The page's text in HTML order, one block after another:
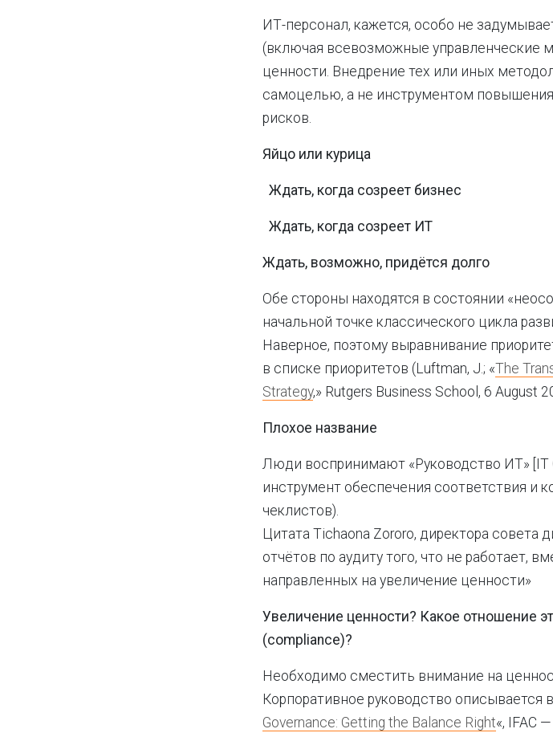
ИТ-персонал, кажется, особо не
(включая всевозможные управленческие
ценности. Внедрение тех или иных
самоцелью, а не инструментом
рисков.
Яйцо или курица
Ждать, когда созреет бизнес
Ждать, когда созреет ИТ
Ждать, возможно, придётся долго
Обе стороны находятся в состоянии
начальной точке классического цикла
Наверное, поэтому выравнивание
в списке приоритетов (Luftman, J.; «The
Strategy,» Rutgers Business School, 6 August
Плохое название
Люди воспринимают «Руководство ИТ» [IT
инструмент обеспечения соответствия и
чеклистов).
Цитата Tichaona Zororo, директора совета
отчётов по аудиту того, что не работает,
направленных на увеличение ценности»
Увеличение ценности? Какое отношение
(compliance)?
Необходимо сместить внимание на
Корпоративное руководство описывается
Governance: Getting the Balance Right«, IFAC